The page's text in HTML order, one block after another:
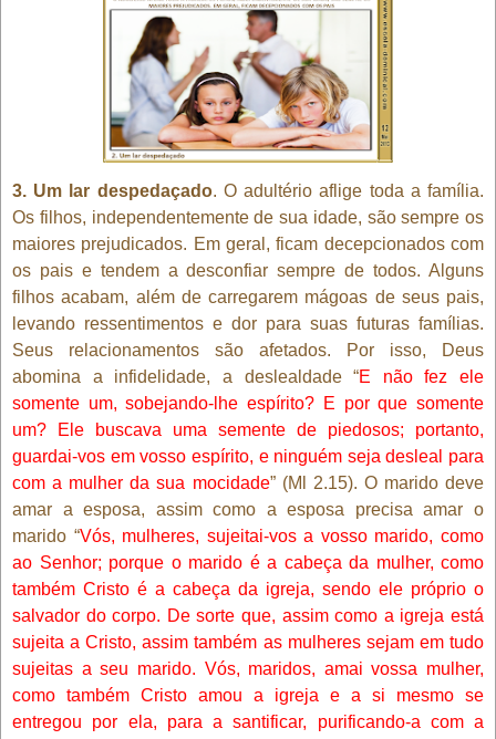
3. Um lar despedaçado. O adultério aflige toda a família.
Os filhos, independentemente de sua idade, são sempre os
maiores prejudicados. Em geral, ficam decepcionados com
os pais e tendem a desconfiar sempre de todos. Alguns
filhos acabam, além de carregarem mágoas de seus pais,
levando ressentimentos e dor para suas futuras famílias.
Seus relacionamentos são afetados. Por isso, Deus
abomina a infidelidade, a deslealdade “E não fez ele
somente um, sobejando-lhe espírito? E por que somente
um? Ele buscava uma semente de piedosos; portanto,
guardai-vos em vosso espírito, e ninguém seja desleal para
com a mulher da sua mocidade” (Ml 2.15). O marido deve
amar a esposa, assim como a esposa precisa amar o
marido “Vós, mulheres, sujeitai-vos a vosso marido, como
ao Senhor; porque o marido é a cabeça da mulher, como
também Cristo é a cabeça da igreja, sendo ele próprio o
salvador do corpo. De sorte que, assim como a igreja está
sujeita a Cristo, assim também as mulheres sejam em tudo
sujeitas a seu marido. Vós, maridos, amai vossa mulher,
como também Cristo amou a igreja e a si mesmo se
entregou por ela, para a santificar, purificando-a com a